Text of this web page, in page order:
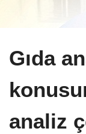
Gıda
analiz